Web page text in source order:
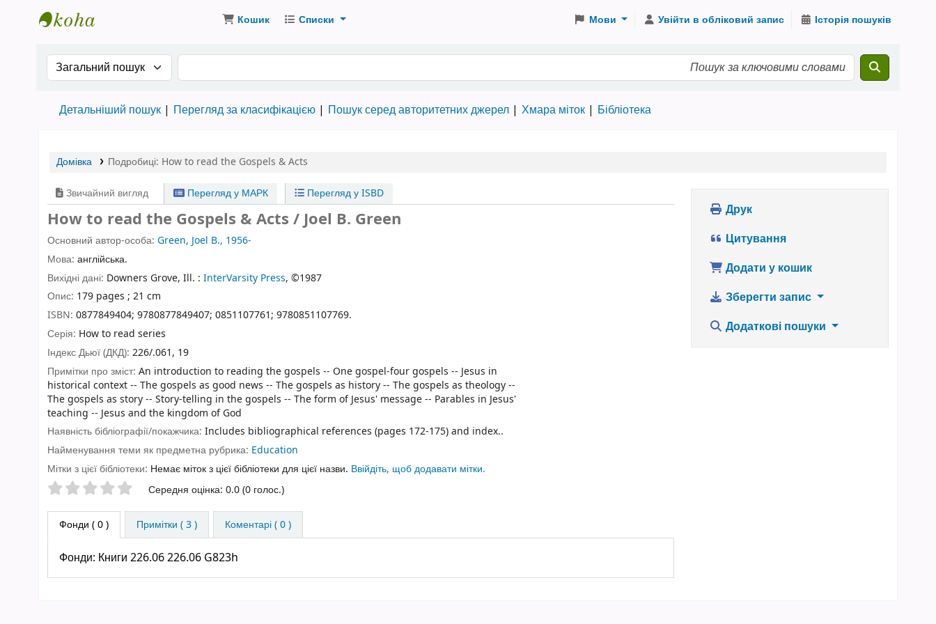
Кошик Списки Мови Увійти в обліковий запис Історія пошуків
Search the catalog by:Пошук за ключовими словами
Детальніший пошук Перегляд за класифікацією Пошук серед авторитетних джерел Хмара міток Бібліотека
Домівка Подробиці: How to read the Gospels & Acts
Звичайний вигляд Перегляд у МАРК Перегляд у ISBD
How to read the Gospels & Acts / Joel B. Green
Основний автор-особа: Green, Joel B., 1956-
Мова: англійська.
Вихідні дані: Downers Grove, Ill. : InterVarsity Press, ©1987
Опис: 179 pages ; 21 cm
ISBN: 0877849404; 9780877849407; 0851107761; 9780851107769.
Серія: How to read series
Індекс Дьюї (ДКД): 226/.061, 19
Примітки про зміст: An introduction to reading the gospels -- One gospel-four gospels -- Jesus in
historical context -- The gospels as good news -- The gospels as history -- The gospels as theology --
The gospels as story -- Story-telling in the gospels -- The form of Jesus' message -- Parables in Jesus'
teaching -- Jesus and the kingdom of God
Наявність бібліографії/покажчика: Includes bibliographical references (pages 172-175) and index..
Найменування теми як предметна рубрика: Education
Мітки з цієї бібліотеки: Немає міток з цієї бібліотеки для цієї назви. Ввійдіть, щоб додавати мітки.
Оцінки зірочкамиСередня оцінка: 0.0 (0 голос.)
Фонди ( 0 ) Примітки ( 3 ) Коментарі ( 0 )
Фонди: Книги 226.06 226.06 G823h
Друк
Цитування
Додати у кошик
Зберегти запис
Додаткові пошуки